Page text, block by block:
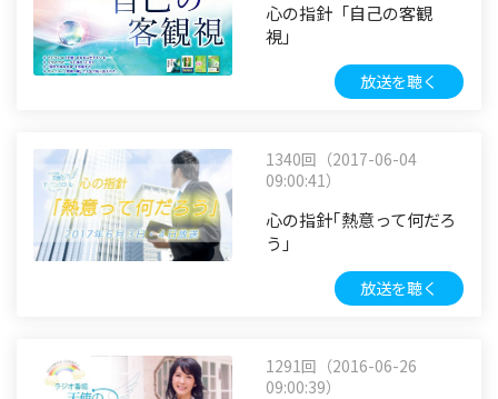
心の指針「自己の客観
視」
放送を聴く
1340回（2017-06-04
09:00:41）
心の指針｢熱意って何だろ
う」
放送を聴く
1291回（2016-06-26
09:00:39）